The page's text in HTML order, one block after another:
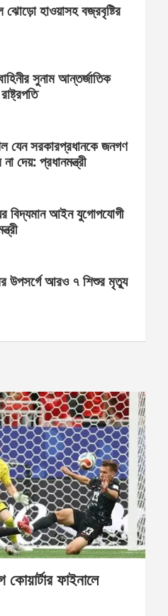
ঝোড়ো হাওয়াসহ বজ্রবৃষ্টির
সুনাম আন্তর্জাতিক
যেন সরকারপ্রধানকে জনগণ
দেয়: প্রধানমন্ত্রী
বিদ্যমান আইন যুগোপযোগী
উপসর্গে আরও ৭ শিশুর মৃত্যু
ফাইনালে